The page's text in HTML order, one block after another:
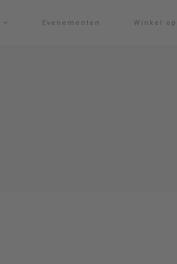
Evenementen Winkel op